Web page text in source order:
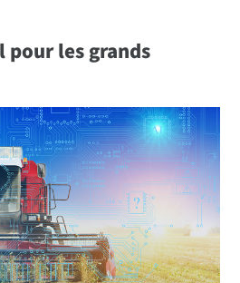
pour les grands